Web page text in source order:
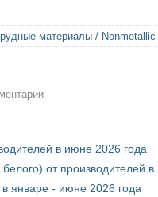
материалы / Nonmetallic
в июне 2026 года
от производителей
январе - июне 2026 года